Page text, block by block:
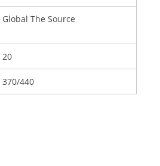
Global The Source
20
370/440